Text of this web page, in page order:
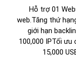
Hỗ trợ 01
web.Tăng thứ
giới hạn
100,000 IPTối ưu
15,000